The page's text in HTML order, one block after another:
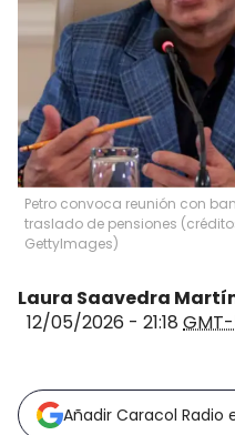
Petro convoca reunión con
traslado de pensiones
GettyImages)
Laura Saavedra
12/05/2026 - 21:18
Añadir Caracol Radio